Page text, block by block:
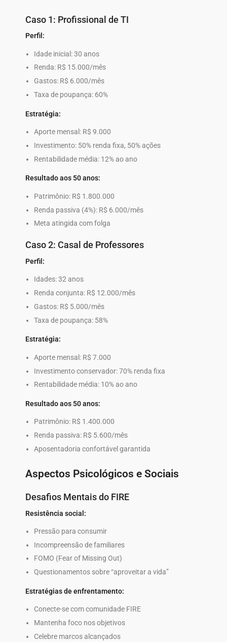
Caso 1: Profissional de TI
Perfil:
Idade inicial: 30 anos
Renda: R$ 15.000/mês
Gastos: R$ 6.000/mês
Taxa de poupança: 60%
Estratégia:
Aporte mensal: R$ 9.000
Investimento: 50% renda fixa, 50% ações
Rentabilidade média: 12% ao ano
Resultado aos 50 anos:
Patrimônio: R$ 1.800.000
Renda passiva (4%): R$ 6.000/mês
Meta atingida com folga
Caso 2: Casal de Professores
Perfil:
Idades: 32 anos
Renda conjunta: R$ 12.000/mês
Gastos: R$ 5.000/mês
Taxa de poupança: 58%
Estratégia:
Aporte mensal: R$ 7.000
Investimento conservador: 70% renda fixa
Rentabilidade média: 10% ao ano
Resultado aos 50 anos:
Patrimônio: R$ 1.400.000
Renda passiva: R$ 5.600/mês
Aposentadoria confortável garantida
Aspectos Psicológicos e Sociais
Desafios Mentais do FIRE
Resistência social:
Pressão para consumir
Incompreensão de familiares
FOMO (Fear of Missing Out)
Questionamentos sobre “aproveitar a vida”
Estratégias de enfrentamento:
Conecte-se com comunidade FIRE
Mantenha foco nos objetivos
Celebre marcos alcançados